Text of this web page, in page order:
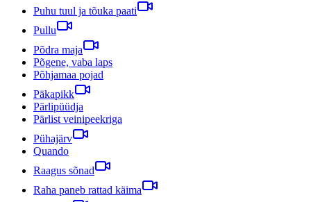
Puhu tuul ja tõuka paati
Pullu
Põdra maja
Põgene, vaba laps
Põhjamaa pojad
Päkapikk
Pärlipüüdja
Pärlist veinipeekriga
Pühajärv
Quando
Raagus sõnad
Raha paneb rattad käima